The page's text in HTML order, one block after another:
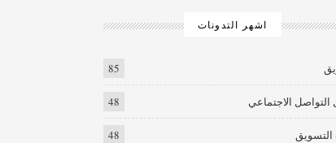
اشهر التدونات
85
التواصل الاجتماعي 48
التسويق 48